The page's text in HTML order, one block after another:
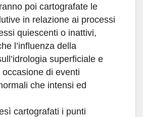
poi cartografate le
in relazione ai processi
quiescenti o inattivi,
l’influenza della
superficiale e
di eventi
che intensi ed
cartografati i punti